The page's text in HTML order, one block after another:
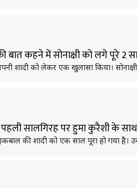
बात कहने में सोनाक्षी को लगे पूरे 2
अपनी शादी को लेकर एक खुलासा किया।
पहली सालगिरह पर हुमा कुरैशी के
की शादी को एक साल पूरा हो गया है।